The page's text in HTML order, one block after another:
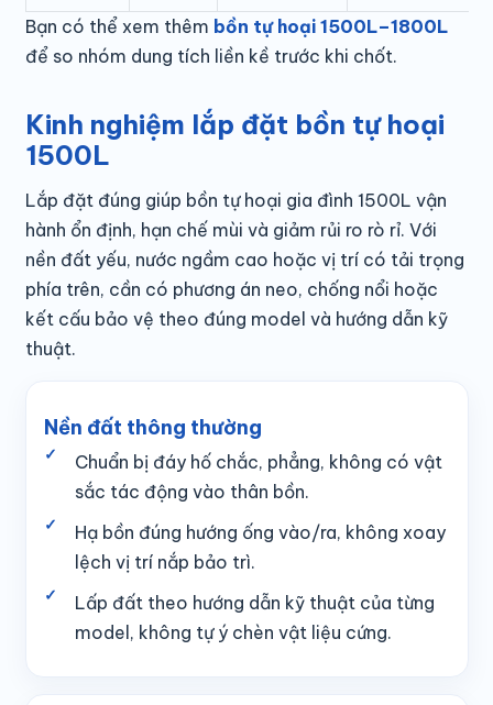
Bạn có thể xem thêm bồn tự hoại 1500L–1800L
để so nhóm dung tích liền kề trước khi chốt.
Kinh nghiệm lắp đặt bồn tự hoại
1500L
Lắp đặt đúng giúp bồn tự hoại gia đình 1500L vận
hành ổn định, hạn chế mùi và giảm rủi ro rò rỉ. Với
nền đất yếu, nước ngầm cao hoặc vị trí có tải trọng
phía trên, cần có phương án neo, chống nổi hoặc
kết cấu bảo vệ theo đúng model và hướng dẫn kỹ
thuật.
Nền đất thông thường
Chuẩn bị đáy hố chắc, phẳng, không có vật
sắc tác động vào thân bồn.
Hạ bồn đúng hướng ống vào/ra, không xoay
lệch vị trí nắp bảo trì.
Lấp đất theo hướng dẫn kỹ thuật của từng
model, không tự ý chèn vật liệu cứng.